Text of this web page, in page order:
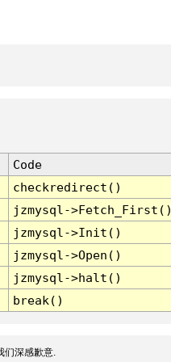
Code
checkredirect()
jzmysql-
jzmysql->Init()
jzmysql->Open()
jzmysql->halt()
break()
们深感歉意.